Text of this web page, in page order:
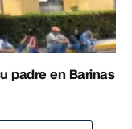
padre en Barinas